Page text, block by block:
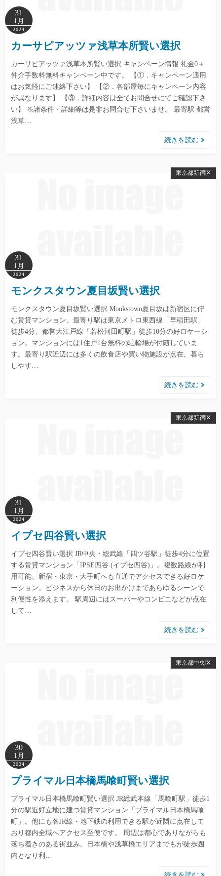
31
1月
2024
カーサピアッツァ浅草本所賢い選択
カーサピアッツァ浅草本所賢い選択 キャンペーン情報 礼金0＋
仲介手数料無料キャンペーン中です。 【①．キャンペーン適用
はお気軽にご連絡下さい】 【②．各部屋毎にキャンペーン内容
が異なります】 【③．詳細内容は全てお問合せにてご確認下さ
い】 ※諸条件・詳細等は是非お問合せ下さいませ。 最寄駅 都営
浅草…
続きを読む
東京都新宿区
31
1月
2024
モンクスタウン夏目坂賢い選択
モンクスタウン夏目坂賢い選択 Monkstown夏目坂は新宿区に佇
む賃貸マンション。最寄り駅は東京メトロ東西線「早稲田駅」
徒歩4分、都営大江戸線「若松河田町駅」徒歩10分の好ロケーシ
ョン。マンションには1住戸1台無料の駐輪場が付随していま
す。最寄り駅近辺には多くの飲食店や買い物施設が点在。暮ら
しやす…
続きを読む
東京都新宿区
31
1月
2024
イプセ四谷賢い選択
イプセ四谷賢い選択 JR中央・総武線「四ツ谷駅」徒歩4分に位置
する賃貸マンション「IPSE四谷 (イプセ四谷)」。複数路線が利
用可能、新宿・東京・大手町へも直通でアクセスできる好ロケ
ーション。ビジネスから休日のお出かけまであらゆるシーンで
利便性を添えます。 駅周辺にはスーパーやコンビニなどが点在
して…
続きを読む
東京都中央区
30
1月
2024
プライマル日本橋馬喰町賢い選択
プライマル日本橋馬喰町賢い選択 JR総武本線「馬喰町駅」徒歩1
分の駅近好立地に建つ賃貸マンション「プライマル日本橋馬喰
町」。他にも各JR線・地下鉄の利用できる駅が近隣に点在して
おり都内全域へアクセス至便です。 周辺は都心でありながらも
落ち着きのある街並み。日本橋や浅草橋エリアまでもが徒歩圏
内となり利…